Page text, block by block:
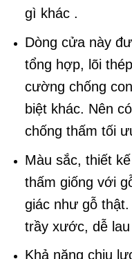
gì khác .
Dòng cửa này
tổng hợp, lõi
cường chống
biệt khác. Nên
chống thấm tối
Màu sắc, thiết
thấm giống với
giác như gỗ
trầy xước, dễ
Khả năng chịu